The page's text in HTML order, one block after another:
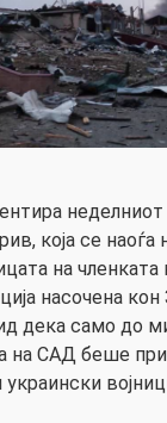
која се наоѓа
на
насочена
дека само до
на САД беше
украински